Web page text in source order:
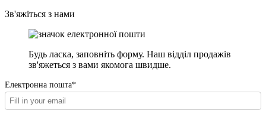
Зв'яжіться з нами
Будь ласка, заповніть форму. Наш відділ продажів
зв'яжеться з вами якомога швидше.
Електронна пошта*